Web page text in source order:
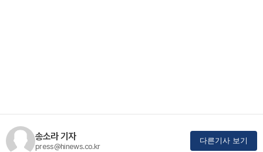
송소라 기자
press@hinews.co.kr
다른기사 보기